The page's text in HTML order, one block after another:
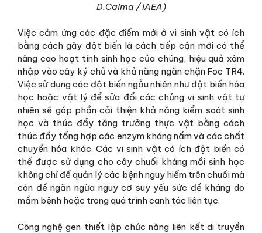
D.Calma / IAEA)
Việc cảm ứng các đặc điểm mới ở vi sinh vật có ích
bằng cách gây đột biến là cách tiếp cận mới có thể
nâng cao hoạt tính sinh học của chúng, hiệu quả xâm
nhập vào cây ký chủ và khả năng ngăn chặn Foc TR4.
Việc sử dụng các đột biến ngẫu nhiên như đột biến hóa
học hoặc vật lý để sửa đổi các chủng vi sinh vật tự
nhiên sẽ góp phần cải thiện khả năng kiểm soát sinh
học và thúc đẩy tăng trưởng thực vật bằng cách
thúc đẩy tổng hợp các enzym kháng nấm và các chất
chuyển hóa khác. Các vi sinh vật có ích đột biến có
thể được sử dụng cho cây chuối kháng mồi sinh học
không chỉ để quản lý các bệnh nguy hiểm trên chuối mà
còn để ngăn ngừa nguy cơ suy yếu sức đề kháng do
mầm bệnh hoặc trong quá trình canh tác liên tục.
Công nghệ gen thiết lập chức năng liên kết di truyền